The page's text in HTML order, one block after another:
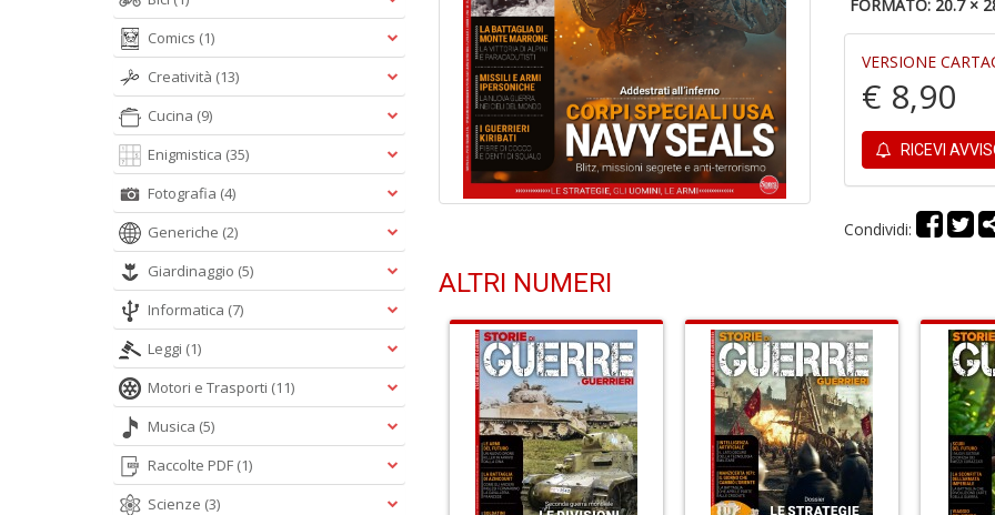
FORMATO: 20.7 ×
VERSIONE
€ 8,90
RICEVI
Condividi:
ALTRI NUMERI
Comics (1)
Creatività (13)
Cucina (9)
Enigmistica (35)
Fotografia (4)
Generiche (2)
Giardinaggio (5)
Informatica (7)
Leggi (1)
Motori e Trasporti (11)
Musica (5)
Raccolte PDF (1)
Scienze (3)